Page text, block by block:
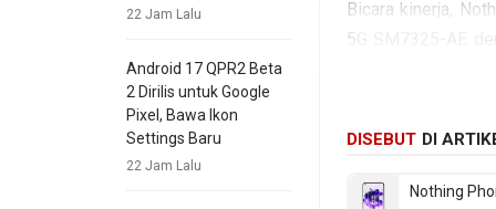
22 Jam Lalu
Android 17 QPR2 Beta
2 Dirilis untuk Google
Pixel, Bawa Ikon
Settings Baru
22 Jam Lalu
Bicara kinerja,
5G SM7325-AE
Sedangkan pada
mAh. Berikut
DISEBUT DI
Nothing